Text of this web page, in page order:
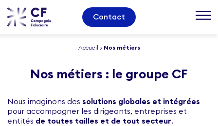
Contact
Accueil > Nos métiers
Nos métiers : le groupe CF
Nous imaginons des solutions globales et intégrées
pour accompagner les dirigeants, entreprises et
entités de toutes tailles et de tout secteur.